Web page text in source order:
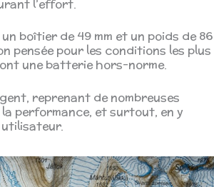
l’effort.
boîtier de 49 mm et un poids de 86
pensée pour les conditions les plus
une batterie hors-norme.
reprenant de nombreuses
performance, et surtout, en y